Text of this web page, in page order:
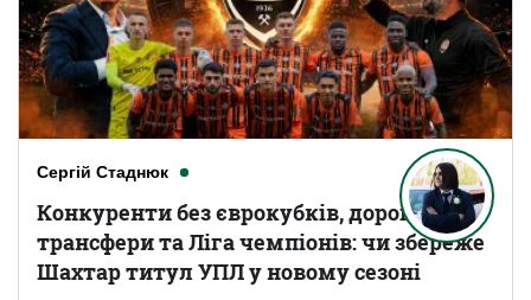
Сергій Стаднюк
Конкуренти без єврокубків, дорогі
трансфери та Ліга чемпіонів: чи збереже
Шахтар титул УПЛ у новому сезоні